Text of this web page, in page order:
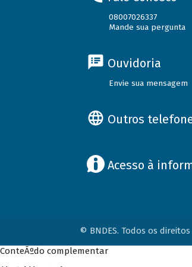
08007026337
Mande sua pergunta
Ouvidoria
Envie sua mensagem
Outros
Acesso à
© BNDES. Todos os
ConteÃºdo complementar